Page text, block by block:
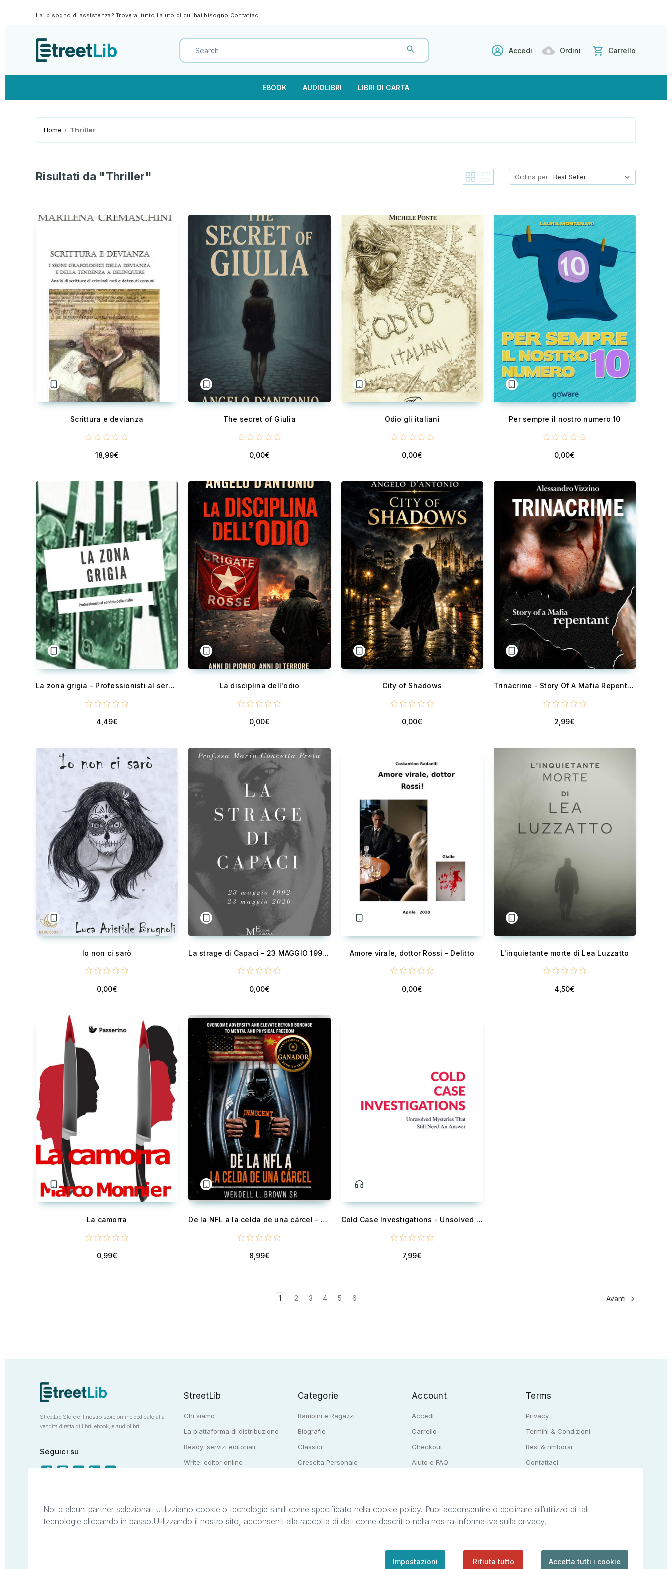
Hai bisogno di assistenza? Troverai tutto l'aiuto di cui hai bisogno Contattaci
Accedi Ordini Carrello
EBOOK AUDIOLIBRI LIBRI DI CARTA
Home Thriller
Risultati da "Thriller" Ordina per:
Scrittura e devianza
18,99€
The secret of Giulia
0,00€
Odio gli italiani
0,00€
Per sempre il nostro numero 10
0,00€
La zona grigia - Professionisti al servizio della mafia
4,49€
La disciplina dell'odio
0,00€
City of Shadows
0,00€
Trinacrime - Story Of A Mafia Repentant
2,99€
Io non ci sarò
0,00€
La strage di Capaci - 23 MAGGIO 1992 - 23 MAGGIO 2020
0,00€
Amore virale, dottor Rossi - Delitto
0,00€
L'inquietante morte di Lea Luzzatto
4,50€
La camorra
0,99€
De la NFL a la celda de una cárcel - Superar la adversidad y elevarse por encima de las cadenas hacia la libertad mental y física
8,99€
Cold Case Investigations - Unsolved Mysteries that Still Needs an Answer
7,99€
1 2 3 4 5 6 Avanti
StreetLib Store è il nostro store online dedicato alla
vendita diretta di libri, ebook, e audiolibri
Seguici su
StreetLib
Chi siamo
La piattaforma di distribuzione
Ready: servizi editoriali
Write: editor online
Categorie
Bambini e Ragazzi
Biografie
Classici
Crescita Personale
Account
Accedi
Carrello
Checkout
Aiuto e FAQ
Terms
Privacy
Termini & Condizioni
Resi & rimborsi
Contattaci
Il presente sito web è di proprietà di StreetLib S.r.l. C.F. e P.IVA 05338720963. StreetLib S.r.l. è titolare di tutti i diritti di proprietà intellettuale afferenti ai marchi, loghi e
Noi e alcuni partner selezionati utilizziamo cookie o tecnologie simili come specificato nella cookie policy. Puoi acconsentire o declinare all’utilizzo di tali
tecnologie cliccando in basso.Utilizzando il nostro sito, acconsenti alla raccolta di dati come descritto nella nostra Informativa sulla privacy.
Impostazioni Rifiuta tutto Accetta tutti i cookie